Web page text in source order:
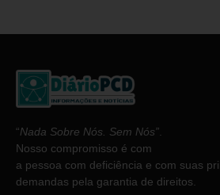
“Nada Sobre Nós. Sem Nós”
Nosso compromisso é com
a pessoa com deficiência e com suas
demandas pela garantia de direitos.